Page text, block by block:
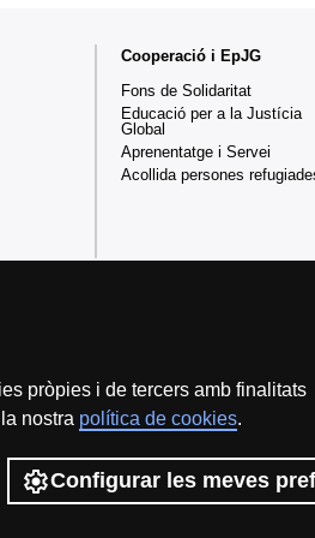
pròpies i de tercers amb finalitats
nostra política de cookies.
Configurar les meves
Cooperació i EpJG
Fons de Solidaritat
Educació per a la Justícia
Global
Aprenentatge i Servei
Acollida persones
Inici Sobre el web
La Fundació Autònoma Solidària té com a